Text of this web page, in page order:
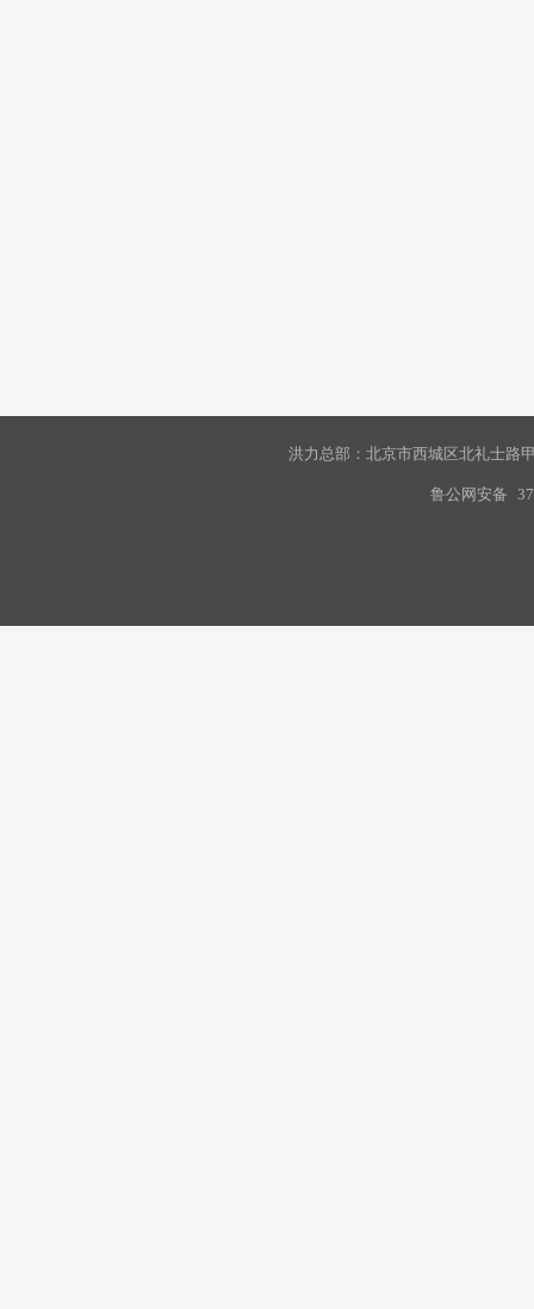
洪力总部：北京市西城区北礼士路
鲁公网安备